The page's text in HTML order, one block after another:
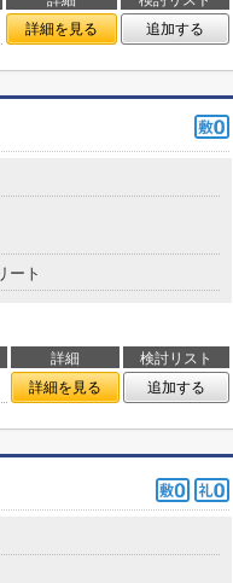
詳細を見る 追加する
ート
詳細
検討リスト
詳細を見る 追加する